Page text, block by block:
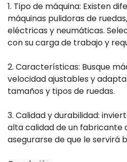
1. Tipo de máquina: Existen
máquinas pulidoras de
eléctricas y neumáticas.
con su carga de trabajo y
2. Características: Busque
velocidad ajustables y
tamaños y tipos de ruedas.
3. Calidad y durabilidad:
alta calidad de un fabricante
asegurarse de que le servirá